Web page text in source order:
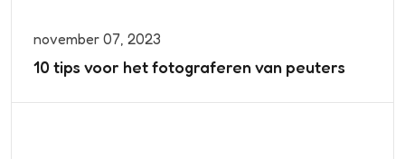
november 07, 2023
10 tips voor het fotograferen van peuters